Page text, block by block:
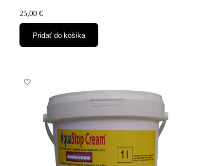
25,00 €
Pridať do košíka